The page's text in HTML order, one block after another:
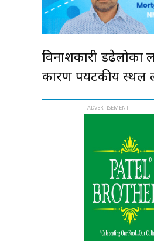
विनाशकारी डढेलोका
कारण पर्यटकीय स्थल